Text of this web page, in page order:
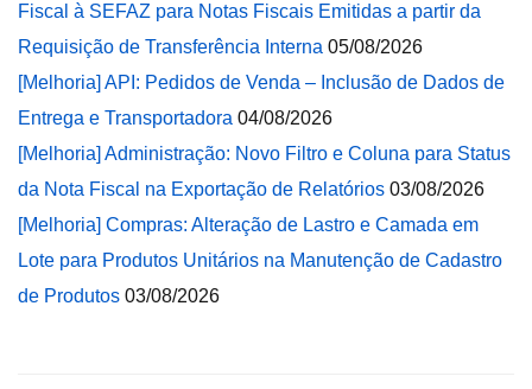
Fiscal à SEFAZ para Notas Fiscais Emitidas a partir da
Requisição de Transferência Interna 05/08/2026
[Melhoria] API: Pedidos de Venda – Inclusão de Dados de
Entrega e Transportadora 04/08/2026
[Melhoria] Administração: Novo Filtro e Coluna para Status
da Nota Fiscal na Exportação de Relatórios 03/08/2026
[Melhoria] Compras: Alteração de Lastro e Camada em
Lote para Produtos Unitários na Manutenção de Cadastro
de Produtos 03/08/2026